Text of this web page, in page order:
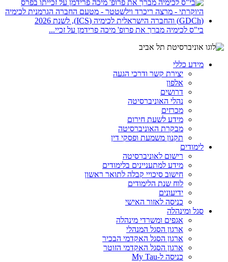
בי"ס לכימיה מברך את פרופ' מיכה פרידמן על זכיי...
מידע כללי
יצירת קשר ודרכי הגעה
אלפון
דרושים
נהלי האוניברסיטה
מכרזים
מידע לשעת חירום
מבקרת האוניברסיטה
תקנון משמעת ופסקי דין
לימודים
רישום לאוניברסיטה
מידע למתעניינים בלימודים
חישוב סיכויי קבלה לתואר ראשון
לוח שנת הלימודים
ידיעונים
כניסה לאזור האישי
סגל ומינהלה
אגפים ומשרדי מינהלה
ארגון הסגל המנהלי
ארגון הסגל האקדמי הבכיר
ארגון הסגל האקדמי הזוטר
כניסה ל-My Tau